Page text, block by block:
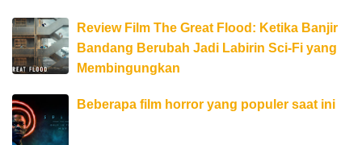
Review Film The Great Flood: Ketika Banjir
Bandang Berubah Jadi Labirin Sci-Fi yang
Membingungkan
Beberapa film horror yang populer saat ini